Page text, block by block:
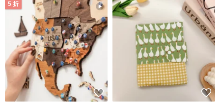
5 折